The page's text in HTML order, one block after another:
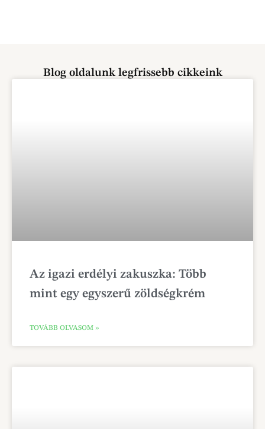
Blog oldalunk legfrissebb cikkeink
Az igazi erdélyi zakuszka: Több
mint egy egyszerű zöldségkrém
TOVÁBB OLVASOM »